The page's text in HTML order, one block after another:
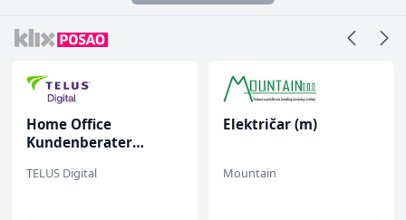
Home Office
Kundenberater
TELUS Digital
Električar (m)
Mountain